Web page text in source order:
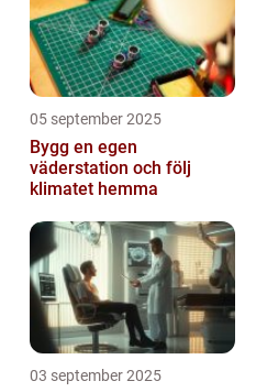
05 september 2025
Bygg en egen
väderstation och följ
klimatet hemma
03 september 2025